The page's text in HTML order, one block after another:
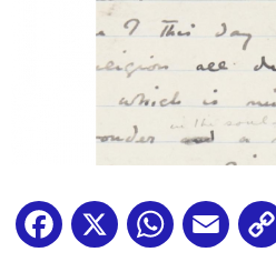
Facebook
X WhatsApp
Email